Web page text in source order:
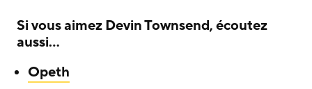
Si vous aimez Devin Townsend, écoutez
aussi…
Opeth